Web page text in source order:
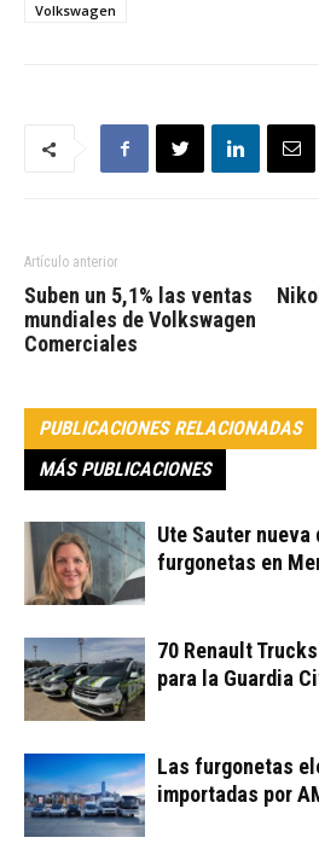
Volkswagen
Artículo anterior
Suben un 5,1% las ventas
mundiales de Volkswagen
Comerciales
PUBLICACIONES RELACIONADAS
MÁS PUBLICACIONES
Ute Sauter
furgonetas en
70 Renault
para la Guardia
Las furgonetas
importadas por